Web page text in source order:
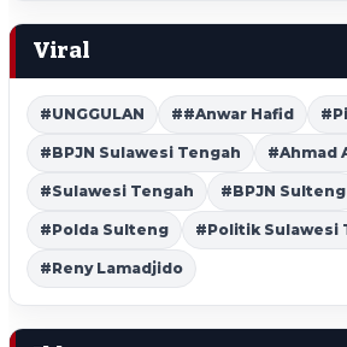
Viral
#UNGGULAN ##Anwar Hafid
#BPJN Sulawesi Tengah #Ahmad
#Sulawesi Tengah #BPJN Sulteng
#Polda Sulteng #Politik Sulawesi
#Reny Lamadjido